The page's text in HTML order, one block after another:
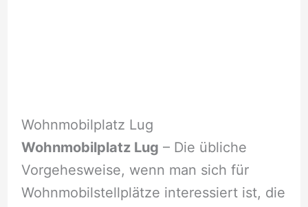
Wohnmobilplatz Lug
Wohnmobilplatz Lug – Die übliche
Vorgehesweise, wenn man sich für
Wohnmobilstellplätze interessiert ist, die